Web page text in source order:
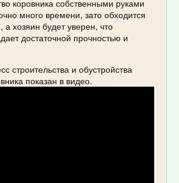
коровника собственными руками
много времени, зато обходится
а хозяин будет уверен, что
достаточной прочностью и
строительства и обустройства
показан в видео.